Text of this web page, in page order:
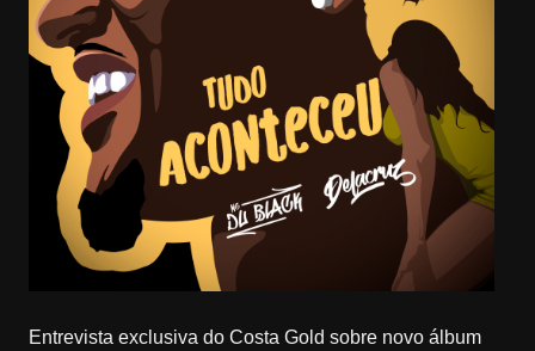
Entrevista exclusiva do Costa Gold sobre novo álbum